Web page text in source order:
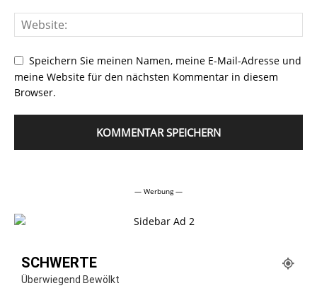
Speichern Sie meinen Namen, meine E-Mail-Adresse und
meine Website für den nächsten Kommentar in diesem
Browser.
— Werbung —
SCHWERTE
Überwiegend Bewölkt